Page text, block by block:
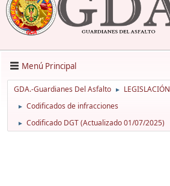
Menú Principal
GDA.-Guardianes Del Asfalto ► LEGISLACIÓN
► Codificados de infracciones
► Codificado DGT (Actualizado 01/07/2025)